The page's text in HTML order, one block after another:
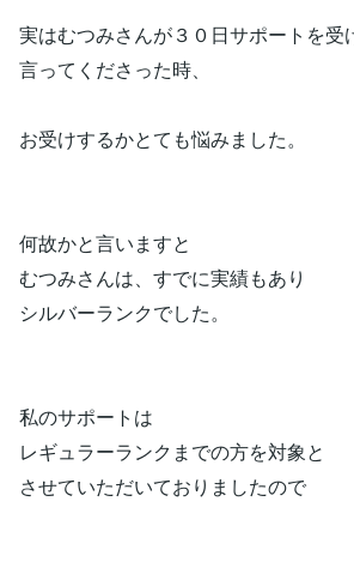
実はむつみさんが３０日サポートを受
言ってくださった時、
お受けするかとても悩みました。
何故かと言いますと
むつみさんは、すでに実績もあり
シルバーランクでした。
私のサポートは
レギュラーランクまでの方を対象と
させていただいておりましたので